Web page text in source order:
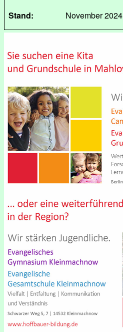
Stand:
November 2024